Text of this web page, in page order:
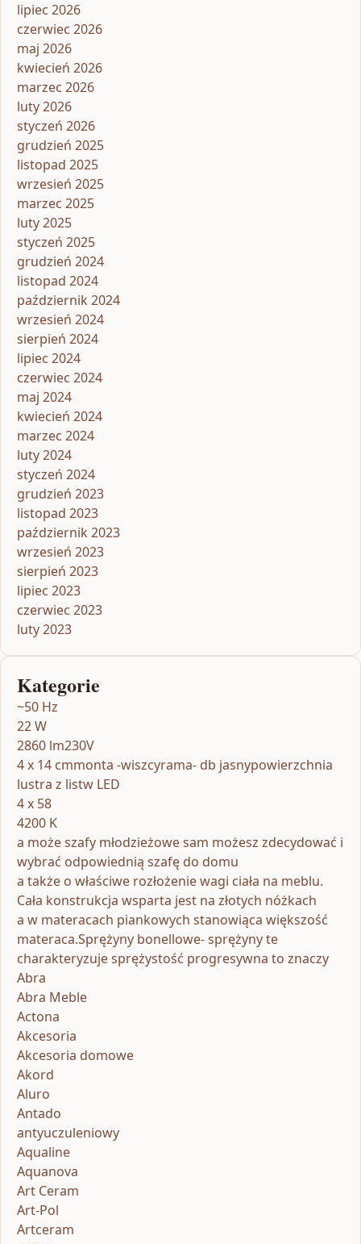
lipiec 2026
czerwiec 2026
maj 2026
kwiecień 2026
marzec 2026
luty 2026
styczeń 2026
grudzień 2025
listopad 2025
wrzesień 2025
marzec 2025
luty 2025
styczeń 2025
grudzień 2024
listopad 2024
październik 2024
wrzesień 2024
sierpień 2024
lipiec 2024
czerwiec 2024
maj 2024
kwiecień 2024
marzec 2024
luty 2024
styczeń 2024
grudzień 2023
listopad 2023
październik 2023
wrzesień 2023
sierpień 2023
lipiec 2023
czerwiec 2023
luty 2023
Kategorie
~50 Hz
22 W
2860 lm230V
4 x 14 cmmonta -wiszcyrama- db jasnypowierzchnia
lustra z listw LED
4 x 58
4200 K
a może szafy młodzieżowe sam możesz zdecydować i
wybrać odpowiednią szafę do domu
a także o właściwe rozłożenie wagi ciała na meblu.
Cała konstrukcja wsparta jest na złotych nóżkach
a w materacach piankowych stanowiąca większość
materaca.Sprężyny bonellowe- sprężyny te
charakteryzuje sprężystość progresywna to znaczy
Abra
Abra Meble
Actona
Akcesoria
Akcesoria domowe
Akord
Aluro
Antado
antyuczuleniowy
Aqualine
Aquanova
Art Ceram
Art-Pol
Artceram